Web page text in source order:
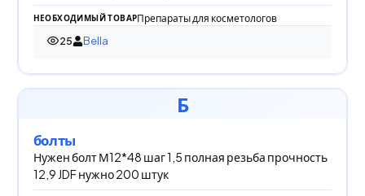
НЕОБХОДИМЫЙ ТОВАРПрепараты для косметологов
25
25 просмотров
Bella
Б
болты
Нужен болт М12*48 шаг 1,5 полная резьба прочность
12,9 JDF нужно 200 штук